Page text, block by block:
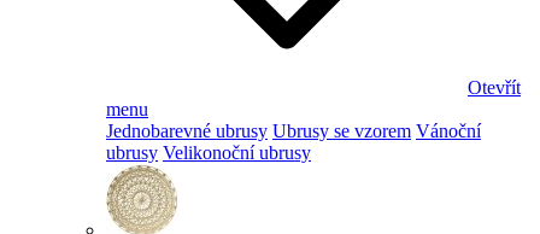
Otevřít
menu
Jednobarevné ubrusy Ubrusy se vzorem Vánoční
ubrusy Velikonoční ubrusy